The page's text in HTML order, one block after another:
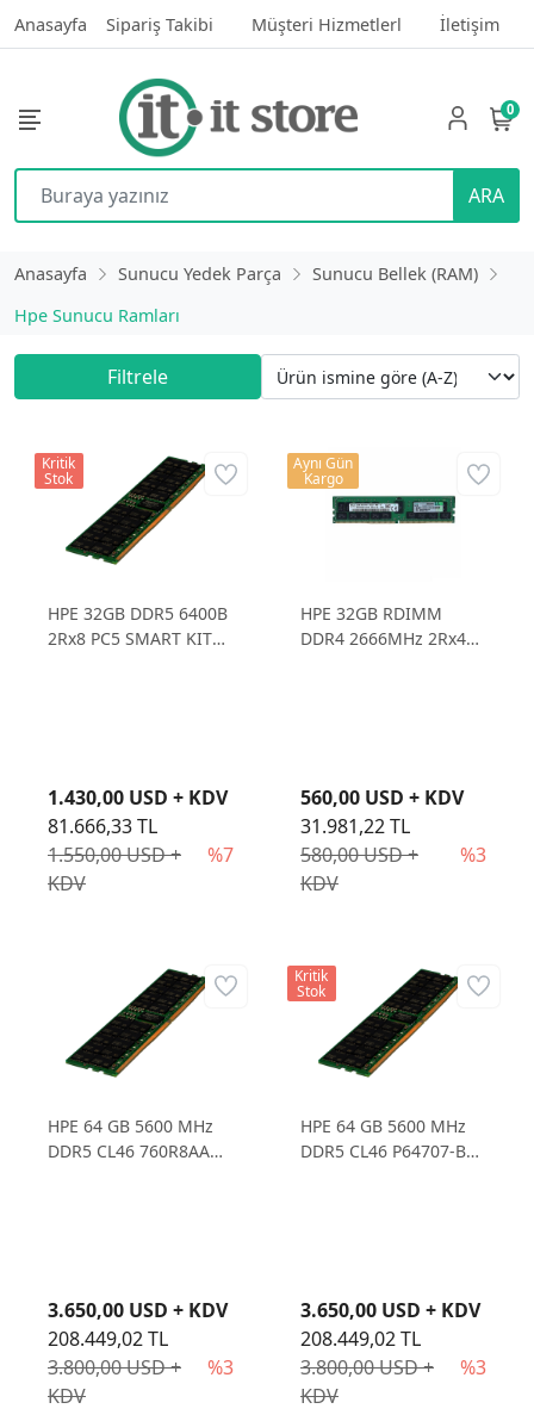
Anasayfa Sipariş Takibi Müşteri Hizmetlerl İletişim
ARA
0
Anasayfa Sunucu Yedek Parça
Sunucu Bellek (RAM)
Hpe Sunucu Ramları
Filtrele
HPE 32GB DDR5 6400B
2Rx8 PC5 SMART KIT
1.550,00 USD +
KDV
%7
1.430,00 USD + KDV
81.666,33 TL
Kritik
Stok
HPE 32GB RDIMM
DDR4 2666MHz 2Rx4
580,00 USD +
KDV
%3
560,00 USD + KDV
31.981,22 TL
Aynı Gün
Kargo
HPE 64 GB 5600 MHz
DDR5 CL46 760R8AA
3.800,00 USD +
KDV
%3
3.650,00 USD + KDV
208.449,02 TL
HPE 64 GB 5600 MHz
DDR5 CL46 P64707-B21
3.800,00 USD +
KDV
%3
3.650,00 USD + KDV
208.449,02 TL
Kritik
Stok